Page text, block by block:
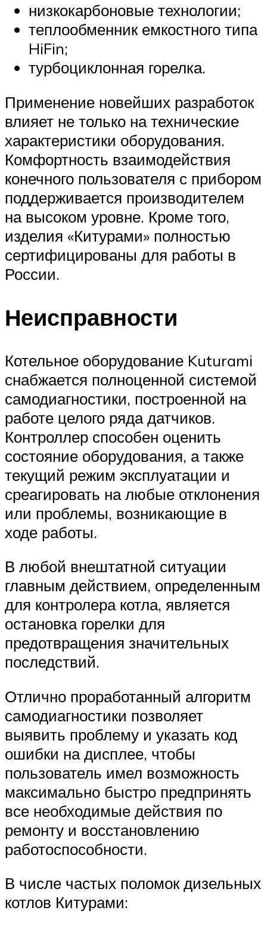
низкокарбоновые технологии;
теплообменник емкостного типа
HiFin;
турбоциклонная горелка.
Применение новейших разработок
влияет не только на технические
характеристики оборудования.
Комфортность взаимодействия
конечного пользователя с прибором
поддерживается производителем
на высоком уровне. Кроме того,
изделия «Китурами» полностью
сертифицированы для работы в
России.
Неисправности
Котельное оборудование Kuturami
снабжается полноценной системой
самодиагностики, построенной на
работе целого ряда датчиков.
Контроллер способен оценить
состояние оборудования, а также
текущий режим эксплуатации и
среагировать на любые отклонения
или проблемы, возникающие в
ходе работы.
В любой внештатной ситуации
главным действием, определенным
для контролера котла, является
остановка горелки для
предотвращения значительных
последствий.
Отлично проработанный алгоритм
самодиагностики позволяет
выявить проблему и указать код
ошибки на дисплее, чтобы
пользователь имел возможность
максимально быстро предпринять
все необходимые действия по
ремонту и восстановлению
работоспособности.
В числе частых поломок дизельных
котлов Китурами: